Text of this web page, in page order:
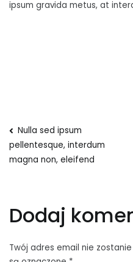
ipsum gravida metus, at
Nawigacja
wpisu
Nulla sed ipsum
pellentesque, interdum
magna non, eleifend
Dodaj
Twój adres email nie